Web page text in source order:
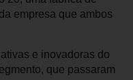
empresa que ambos
e inovadoras do
que passaram